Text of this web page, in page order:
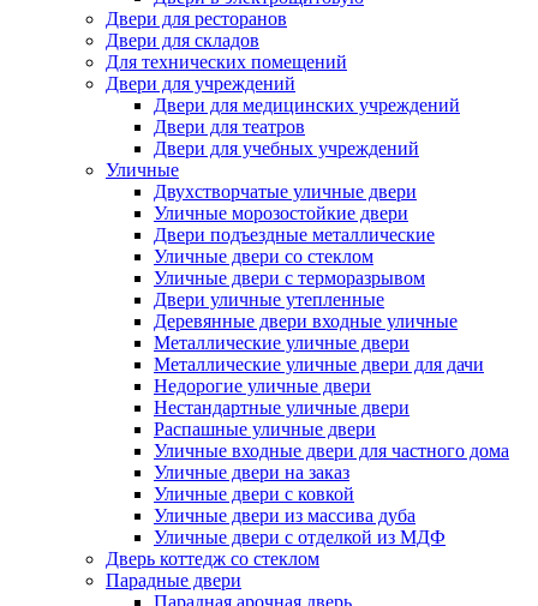
Двери для ресторанов
Двери для складов
Для технических помещений
Двери для учреждений
Двери для медицинских учреждений
Двери для театров
Двери для учебных учреждений
Уличные
Двухстворчатые уличные двери
Уличные морозостойкие двери
Двери подъездные металлические
Уличные двери со стеклом
Уличные двери с терморазрывом
Двери уличные утепленные
Деревянные двери входные уличные
Металлические уличные двери
Металлические уличные двери для дачи
Недорогие уличные двери
Нестандартные уличные двери
Распашные уличные двери
Уличные входные двери для частного дома
Уличные двери на заказ
Уличные двери с ковкой
Уличные двери из массива дуба
Уличные двери с отделкой из МДФ
Дверь коттедж со стеклом
Парадные двери
Парадная арочная дверь